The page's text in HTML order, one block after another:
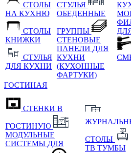
СТОЛЫ
НА КУХНЮ
СТОЛЫ
КНИЖКИ
СТУЛЬЯ
ДЛЯ КУХНИ
СТУЛЬЯ
ОБЕДЕННЫЕ
ГРУППЫ
СТЕНОВЫЕ
ПАНЕЛИ ДЛЯ
КУХНИ
(КУХОННЫЕ
ФАРТУКИ)
ГОСТИНАЯ
СТЕНКИ В
ГОСТИНУЮ
МОДУЛЬНЫЕ
СИСТЕМЫ ДЛЯ
СТОЛЫ
ТВ ТУМБЫ